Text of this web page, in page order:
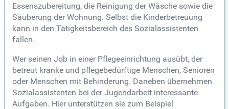
Essenszubereitung, die Reinigung der Wäsche sowie die
Säuberung der Wohnung. Selbst die Kinderbetreuung
kann in den Tätigkeitsbereich des Sozialassistenten
fallen.
Wer seinen Job in einer Pflegeeinrichtung ausübt, der
betreut kranke und pflegebedürftige Menschen, Senioren
oder Menschen mit Behinderung. Daneben übernehmen
Sozialassistenten bei der Jugendarbeit interessante
Aufgaben. Hier unterstützen sie zum Beispiel